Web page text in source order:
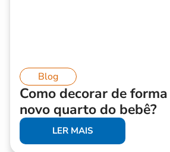
Blog
Como decorar de
novo quarto do bebê?
LER MAIS